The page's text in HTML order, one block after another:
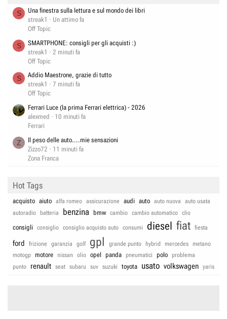
S
Una finestra sulla lettura e sul mondo dei libri
streak1
Un attimo fa
Off Topic
S
SMARTPHONE: consigli per gli acquisti :)
streak1
2 minuti fa
Off Topic
S
Addio Maestrone, grazie di tutto
streak1
7 minuti fa
Off Topic
Ferrari Luce (la prima Ferrari elettrica) - 2026
alexmed
10 minuti fa
Ferrari
Z
Il peso delle auto....mie sensazioni
Zizzo72
11 minuti fa
Zona Franca
Hot Tags
acquisto aiuto alfa romeo assicurazione audi auto auto nuova
auto usata
autoradio
batteria benzina bmw cambio cambio automatico clio
consigli consiglio consiglio acquisto auto consumi diesel fiat fiesta
ford frizione garanzia golf gpl grande punto hybrid mercedes
metano
motogp
motore nissan olio opel panda pneumatici polo
problema
punto
renault seat subaru suv suzuki toyota usato volkswagen yaris